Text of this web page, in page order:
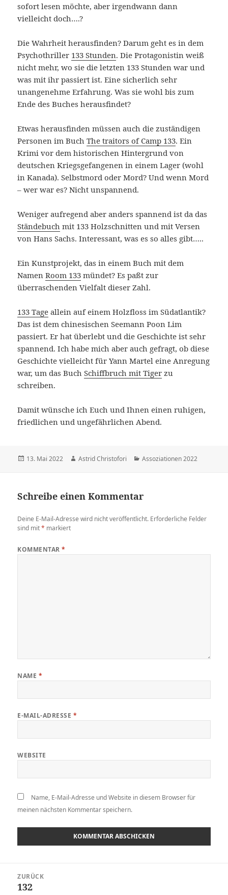
sofort lesen möchte, aber irgendwann dann
vielleicht doch….?
Die Wahrheit herausfinden? Darum geht es in dem
Psychothriller 133 Stunden. Die Protagonistin weiß
nicht mehr, wo sie die letzten 133 Stunden war und
was mit ihr passiert ist. Eine sicherlich sehr
unangenehme Erfahrung. Was sie wohl bis zum
Ende des Buches herausfindet?
Etwas herausfinden müssen auch die zuständigen
Personen im BuchThe traitors of Camp 133. Ein
Krimi vor dem historischen Hintergrund von
deutschen Kriegsgefangenen in einem Lager (wohl
in Kanada). Selbstmord oder Mord? Und wenn Mord
– wer war es? Nicht unspannend.
Weniger aufregend aber anders spannend ist da das
Ständebuch mit 133 Holzschnitten und mit Versen
von Hans Sachs. Interessant, was es so alles gibt…..
Ein Kunstprojekt, das in einem Buch mit dem
NamenRoom 133 mündet? Es paßt zur
überraschenden Vielfalt dieser Zahl.
133 Tage allein auf einem Holzfloss im Südatlantik?
Das ist dem chinesischen Seemann Poon Lim
passiert. Er hat überlebt und die Geschichte ist sehr
spannend. Ich habe mich aber auch gefragt, ob diese
Geschichte vielleicht für Yann Martel eine Anregung
war, um das BuchSchiffbruch mit Tiger zu
schreiben.
Damit wünsche ich Euch und Ihnen einen ruhigen,
friedlichen und ungefährlichen Abend.
Veröffentlicht
13. Mai 2022 Autor
Astrid Christofori Kategorien
Assoziationen 2022
Schreibe einen Kommentar
Deine E-Mail-Adresse wird nicht veröffentlicht. Erforderliche Felder
sind mit* markiert
KOMMENTAR*
NAME *
E-MAIL-ADRESSE *
WEBSITE
Name, E-Mail-Adresse und Website in diesem Browser für
meinen nächsten Kommentar speichern.
ZURÜCK
Vorheriger
132